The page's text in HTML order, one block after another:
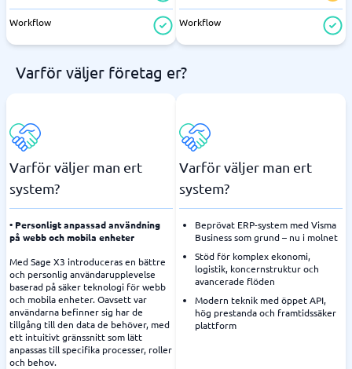
Workflow Workflow
Varför väljer företag er?
Varför väljer man ert
system?
• Personligt anpassad användning
på webb och mobila enheter
Med Sage X3 introduceras en bättre
och personlig användarupplevelse
baserad på säker teknologi för webb
och mobila enheter. Oavsett var
användarna befinner sig har de
tillgång till den data de behöver, med
ett intuitivt gränssnitt som lätt
anpassas till specifika processer, roller
och behov.
Varför väljer man ert
system?
Beprövat ERP-system med Visma
Business som grund – nu i molnet
Stöd för komplex ekonomi,
logistik, koncernstruktur och
avancerade flöden
Modern teknik med öppet API,
hög prestanda och framtidssäker
plattform